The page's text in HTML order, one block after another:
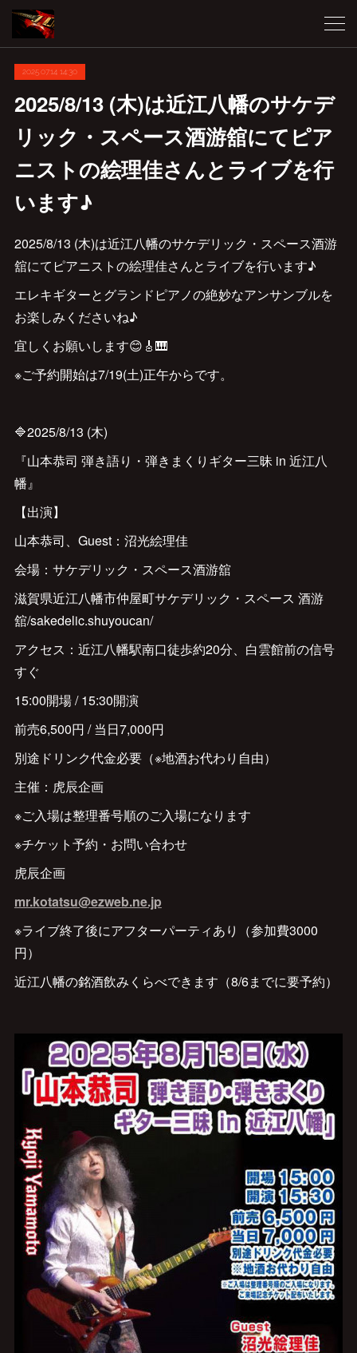
2025.07.14 14:30
2025/8/13 (木)は近江八幡のサケデ
リック・スペース酒游舘にてピア
ニストの絵理佳さんとライブを行
います♪
2025/8/13 (木)は近江八幡のサケデリック・スペース酒游
舘にてピアニストの絵理佳さんとライブを行います♪
エレキギターとグランドピアノの絶妙なアンサンブルを
お楽しみくださいね♪
宜しくお願いします😊🎸🎹
※ご予約開始は7/19(土)正午からです。
🔷2025/8/13 (木)
『山本恭司 弾き語り・弾きまくりギター三昧 in 近江八
幡』
【出演】
山本恭司、Guest：沼光絵理佳
会場：サケデリック・スペース酒游舘
滋賀県近江八幡市仲屋町サケデリック・スペース 酒游
舘/sakedelic.shuyoucan/
アクセス：近江八幡駅南口徒歩約20分、白雲館前の信号
すぐ
15:00開場 / 15:30開演
前売6,500円 / 当日7,000円
別途ドリンク代金必要（※地酒お代わり自由）
主催：虎辰企画
※ご入場は整理番号順のご入場になります
※チケット予約・お問い合わせ
虎辰企画
mr.kotatsu@ezweb.ne.jp
※ライブ終了後にアフターパーティあり（参加費3000
円）
近江八幡の銘酒飲みくらべできます（8/6までに要予約）